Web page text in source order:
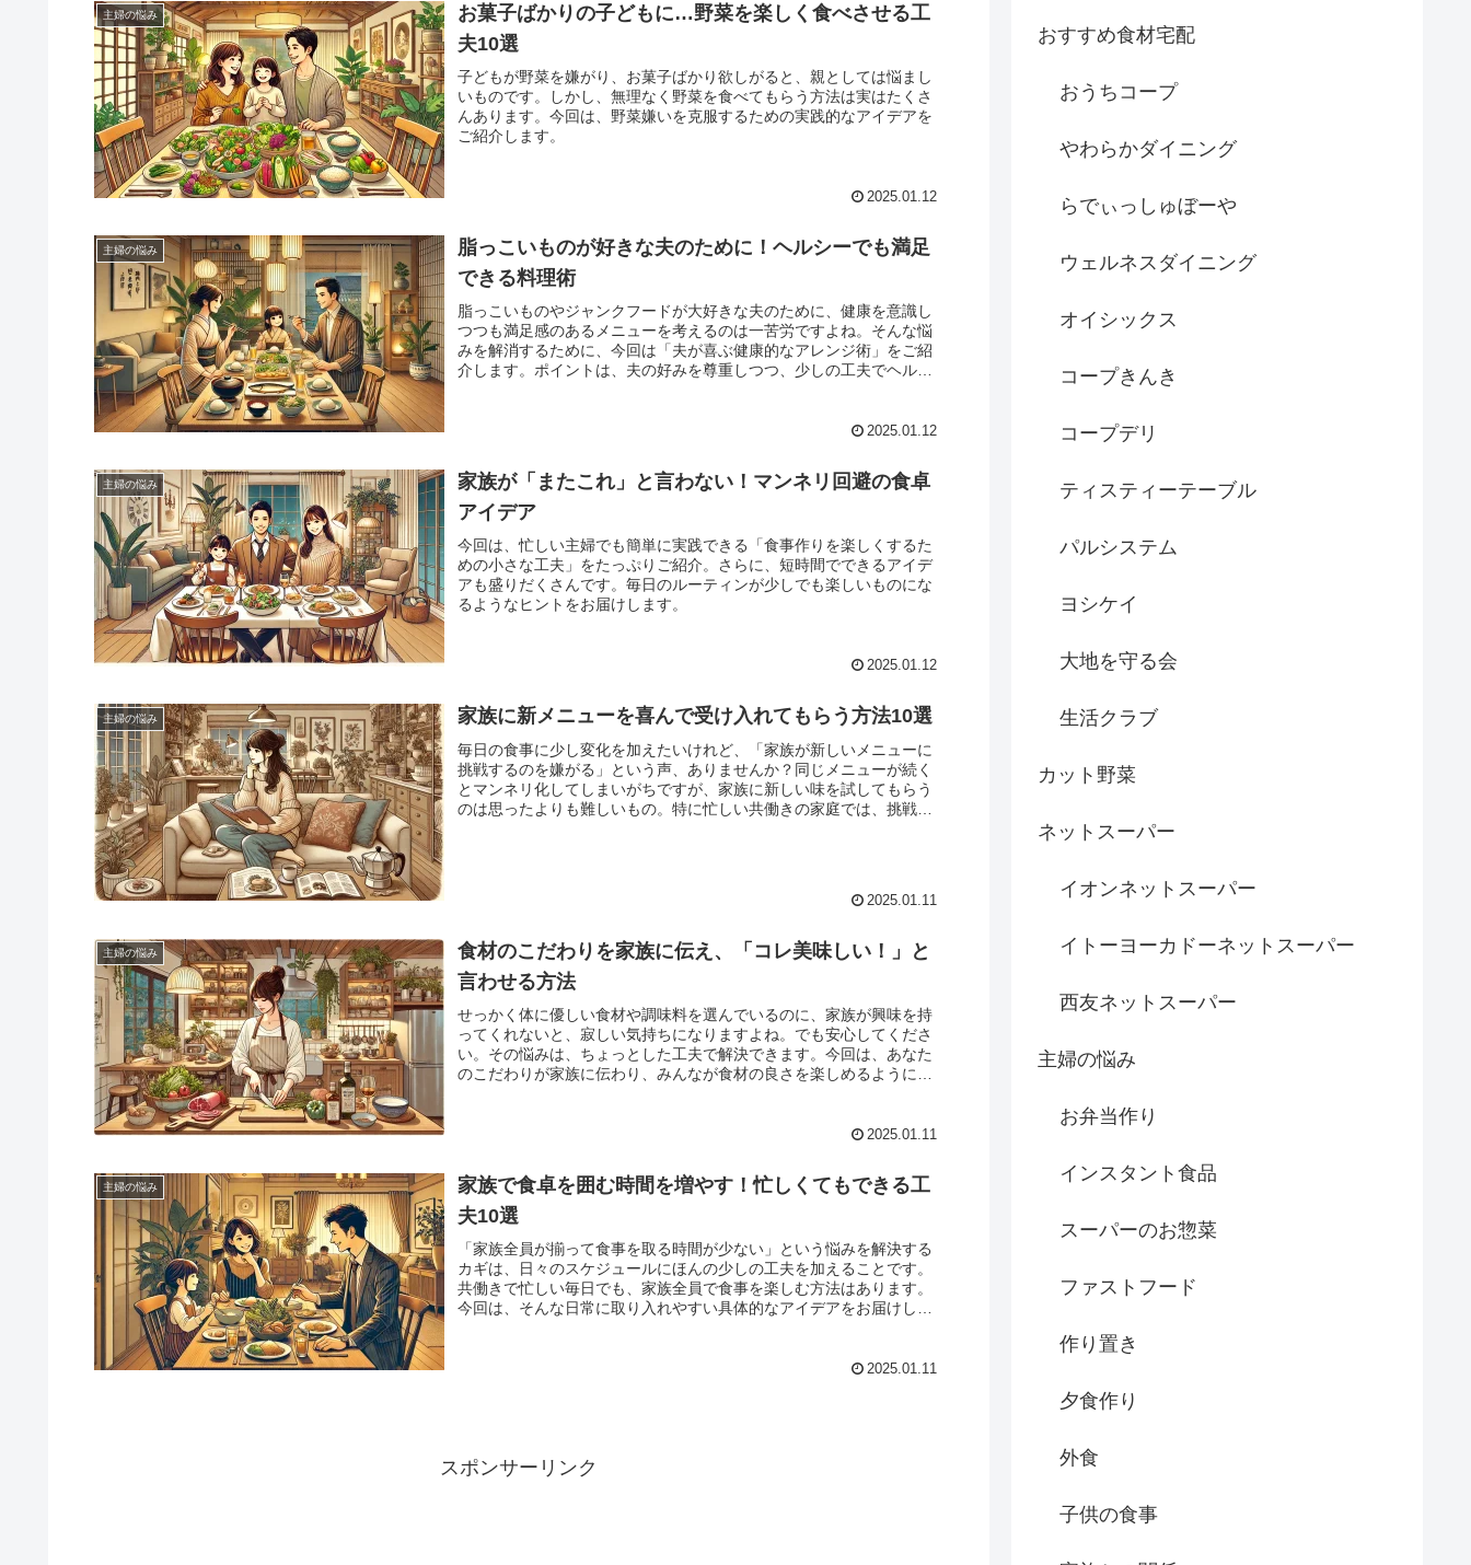
主婦の悩み
お菓子ばかりの子どもに…野菜を楽しく食べさせる工
夫10選
子どもが野菜を嫌がり、お菓子ばかり欲しがると、親としては悩まし
いものです。しかし、無理なく野菜を食べてもらう方法は実はたくさ
んあります。今回は、野菜嫌いを克服するための実践的なアイデアを
ご紹介します。
2025.01.12
主婦の悩み
脂っこいものが好きな夫のために！ヘルシーでも満足
できる料理術
脂っこいものやジャンクフードが大好きな夫のために、健康を意識し
つつも満足感のあるメニューを考えるのは一苦労ですよね。そんな悩
みを解消するために、今回は「夫が喜ぶ健康的なアレンジ術」をご紹
介します。ポイントは、夫の好みを尊重しつつ、少しの工夫でヘルシ
2025.01.12
主婦の悩み
家族が「またこれ」と言わない！マンネリ回避の食卓
アイデア
今回は、忙しい主婦でも簡単に実践できる「食事作りを楽しくするた
めの小さな工夫」をたっぷりご紹介。さらに、短時間でできるアイデ
アも盛りだくさんです。毎日のルーティンが少しでも楽しいものにな
るようなヒントをお届けします。
2025.01.12
主婦の悩み 家族に新メニューを喜んで受け入れてもらう方法10選
毎日の食事に少し変化を加えたいけれど、「家族が新しいメニューに
挑戦するのを嫌がる」という声、ありませんか？同じメニューが続く
とマンネリ化してしまいがちですが、家族に新しい味を試してもらう
のは思ったよりも難しいもの。特に忙しい共働きの家庭では、挑戦が
2025.01.11
主婦の悩み
食材のこだわりを家族に伝え、「コレ美味しい！」と
言わせる方法
せっかく体に優しい食材や調味料を選んでいるのに、家族が興味を持
ってくれないと、寂しい気持ちになりますよね。でも安心してくださ
い。その悩みは、ちょっとした工夫で解決できます。今回は、あなた
のこだわりが家族に伝わり、みんなが食材の良さを楽しめるようにな
2025.01.11
主婦の悩み
家族で食卓を囲む時間を増やす！忙しくてもできる工
夫10選
「家族全員が揃って食事を取る時間が少ない」という悩みを解決する
カギは、日々のスケジュールにほんの少しの工夫を加えることです。
共働きで忙しい毎日でも、家族全員で食事を楽しむ方法はあります。
今回は、そんな日常に取り入れやすい具体的なアイデアをお届けしま
2025.01.11
スポンサーリンク
おすすめ食材宅配
おうちコープ
やわらかダイニング
らでぃっしゅぼーや
ウェルネスダイニング
オイシックス
コープきんき
コープデリ
ティスティーテーブル
パルシステム
ヨシケイ
大地を守る会
生活クラブ
カット野菜
ネットスーパー
イオンネットスーパー
イトーヨーカドーネットスーパー
西友ネットスーパー
主婦の悩み
お弁当作り
インスタント食品
スーパーのお惣菜
ファストフード
作り置き
夕食作り
外食
子供の食事